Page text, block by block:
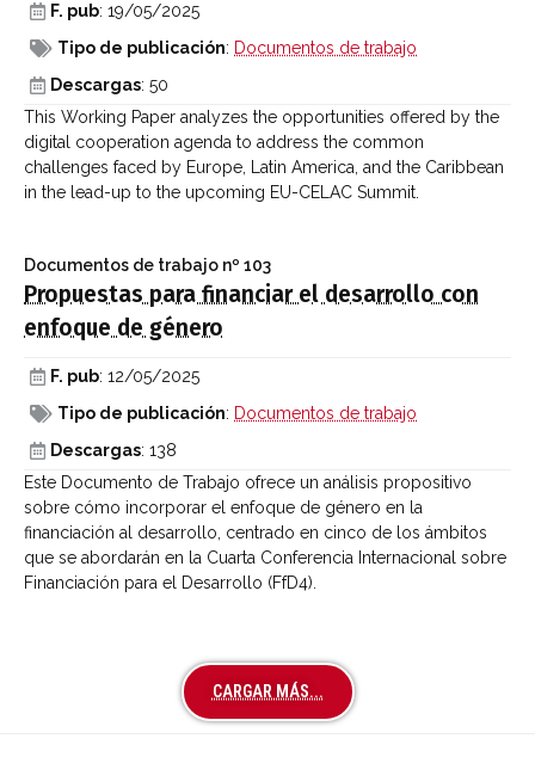
F. pub: 19/05/2025
Tipo de publicación: Documentos de trabajo
Descargas: 50
This Working Paper analyzes the opportunities offered by the
digital cooperation agenda to address the common
challenges faced by Europe, Latin America, and the Caribbean
in the lead-up to the upcoming EU-CELAC Summit.
Documentos de trabajo nº 103
Propuestas para financiar el desarrollo con
enfoque de género
F. pub: 12/05/2025
Tipo de publicación: Documentos de trabajo
Descargas: 138
Este Documento de Trabajo ofrece un análisis propositivo
sobre cómo incorporar el enfoque de género en la
financiación al desarrollo, centrado en cinco de los ámbitos
que se abordarán en la Cuarta Conferencia Internacional sobre
Financiación para el Desarrollo (FfD4).
CARGAR MÁS...